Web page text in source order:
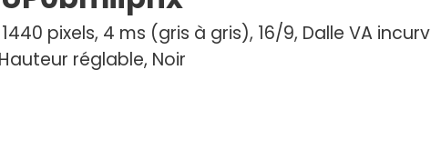
1440 pixels, 4 ms (gris à gris), 16/9, Dalle VA
réglable, Noir